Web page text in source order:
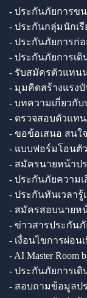
- ประกันภัยการข
- ประกันกลุ่มนักเรี
- ประกันภัยการก่อ
- ประกันภัยการเดิ
- รับสมัครตัวแทน
- มุมคิดสร้างแรงบั
- บทความเกี่ยวกั
- ตรวจสอบตัวแท
- ขอข้อเสนอ สนใจ
- แบบฟอร์มโอนตั
- สมัครนายหน้าป
- ประกันภัยความ
- ประกันทันเวลารู้
- สมัครสอบนายห
- ข่าวสารประกัน
- เงื่อนไขการผ่อน
- AI Master Room
- ประกันภัยการเ
- สอบถามข้อมูลป